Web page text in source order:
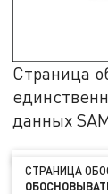
Страница
данных
СТРАНИЦА